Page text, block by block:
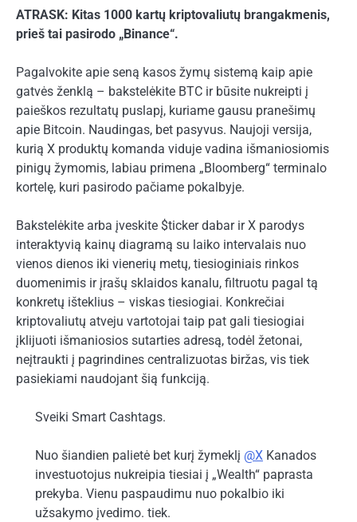
ATRASK: Kitas 1000 kartų kriptovaliutų brangakmenis,
prieš tai pasirodo „Binance“.
Pagalvokite apie seną kasos žymų sistemą kaip apie
gatvės ženklą – bakstelėkite BTC ir būsite nukreipti į
paieškos rezultatų puslapį, kuriame gausu pranešimų
apie Bitcoin. Naudingas, bet pasyvus. Naujoji versija,
kurią X produktų komanda viduje vadina išmaniosiomis
pinigų žymomis, labiau primena „Bloomberg“ terminalo
kortelę, kuri pasirodo pačiame pokalbyje.
Bakstelėkite arba įveskite $ticker dabar ir X parodys
interaktyvią kainų diagramą su laiko intervalais nuo
vienos dienos iki vienerių metų, tiesioginiais rinkos
duomenimis ir įrašų sklaidos kanalu, filtruotu pagal tą
konkretų išteklius – viskas tiesiogiai. Konkrečiai
kriptovaliutų atveju vartotojai taip pat gali tiesiogiai
įklijuoti išmaniosios sutarties adresą, todėl žetonai,
neįtraukti į pagrindines centralizuotas biržas, vis tiek
pasiekiami naudojant šią funkciją.
Sveiki Smart Cashtags.
Nuo šiandien palietė bet kurį žymeklį @X Kanados
investuotojus nukreipia tiesiai į „Wealth“ paprasta
prekyba. Vienu paspaudimu nuo pokalbio iki
užsakymo įvedimo. tiek.